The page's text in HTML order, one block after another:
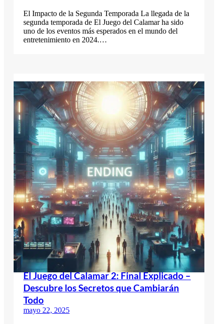
El Impacto de la Segunda Temporada La llegada de la
segunda temporada de El Juego del Calamar ha sido
uno de los eventos más esperados en el mundo del
entretenimiento en 2024.…
El Juego del Calamar 2: Final Explicado –
Descubre los Secretos que Cambiarán
Todo
mayo 22, 2025